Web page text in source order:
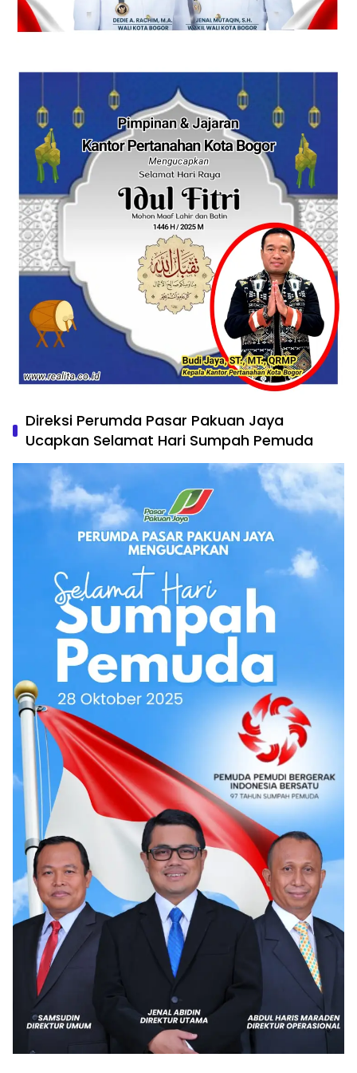
Direksi Perumda Pasar Pakuan Jaya
Ucapkan Selamat Hari Sumpah Pemuda